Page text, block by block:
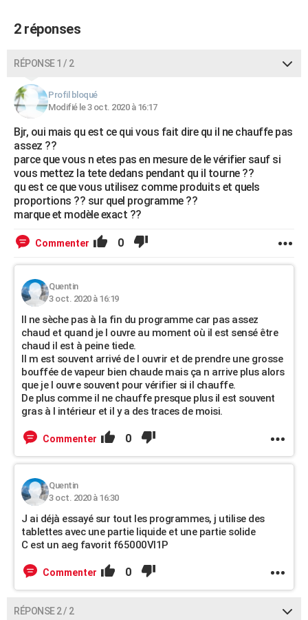
FORUM
Bricolage
Lifestyle
Culture
Sport
Auto
Television
Voyage
Cinema
2 réponses
RÉPONSE 1 / 2
Profil bloqué
Modifié le 3 oct. 2020 à 16:17
Bjr, oui mais qu est ce qui vous fait dire qu il ne chauffe pas
assez ??
parce que vous n etes pas en mesure de le vérifier sauf si
vous mettez la tete dedans pendant qu il tourne ??
qu est ce que vous utilisez comme produits et quels
proportions ?? sur quel programme ??
marque et modèle exact ??
Commenter 0
Quentin
3 oct. 2020 à 16:19
Il ne sèche pas à la fin du programme car pas assez
chaud et quand je l ouvre au moment où il est sensé être
chaud il est à peine tiede.
Il m est souvent arrivé de l ouvrir et de prendre une grosse
bouffée de vapeur bien chaude mais ça n arrive plus alors
que je l ouvre souvent pour vérifier si il chauffe.
De plus comme il ne chauffe presque plus il est souvent
gras à l intérieur et il y a des traces de moisi.
Commenter 0
Quentin
3 oct. 2020 à 16:30
J ai déjà essayé sur tout les programmes, j utilise des
tablettes avec une partie liquide et une partie solide
C est un aeg favorit f65000VI1P
Commenter 0
RÉPONSE 2 / 2